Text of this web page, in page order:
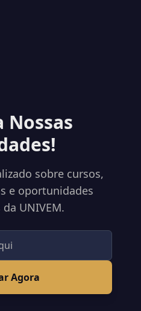
Nossas
sobre cursos,
e oportunidades
UNIVEM.
Agora